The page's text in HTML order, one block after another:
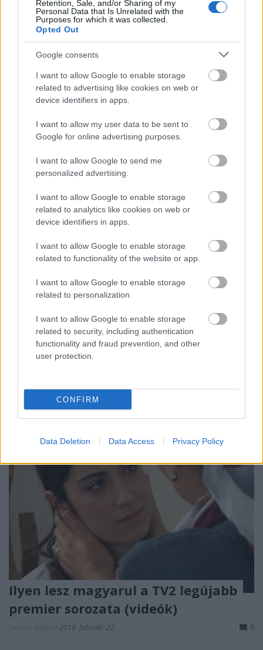
Retention, Sale, and/or Sharing of my
Personal Data that Is Unrelated with the
Purposes for which it was collected.
Opted Out
Google consents
I want to allow Google to enable storage
related to advertising like cookies on web or
device identifiers in apps.
I want to allow my user data to be sent to
Google for online advertising purposes.
I want to allow Google to send me
personalized advertising.
I want to allow Google to enable storage
related to analytics like cookies on web or
device identifiers in apps.
I want to allow Google to enable storage
related to functionality of the website or app.
I want to allow Google to enable storage
related to personalization.
I want to allow Google to enable storage
related to security, including authentication
functionality and fraud prevention, and other
user protection.
CONFIRM
Data Deletion Data Access Privacy Policy
azon fáradozik, hogy egyetemre járhasson, ám az
iskolában teljesen más arcát kénytelen mutatni,…
Nemsokára pár napos szünetre megy
majdnem mindegyik török sorozat
Jasinka Ádám•2018. február 28.
A naponta adásba kerülő sorozatok és saját
jelentenek a hétköznap estékben, melyet az ünnepek
megtörnek. Ugyanis ilyenkor akárcsak a munka-
vagy iskolarendben, úgy a tévében is "pihenőt"
tartanak. Bár az utóbbi időben nem sokszor küldték
Ilyen lesz magyarul a TV2 legújabb
premier sorozata (videók)
• 2018. február 22. 0